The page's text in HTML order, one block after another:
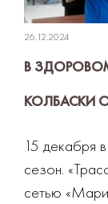
26.12.2024
В
КОЛБАСКИ
15 декабря
сезон.
сетью